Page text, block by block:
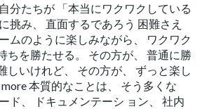
分たちが 「本当にワクワクしている
挑み、 直面するであろう 困難さえ
ムのように楽しみながら、 ワクワク
ちを勝たせる。 その方が、 普通に勝
しいけれど、 その方が、 ずっと楽し
more 本質的なことは、 そう多くな
ド、 ドキュメンテーシ ョン、 社内